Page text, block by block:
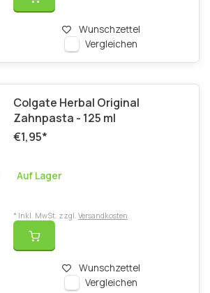
Wunschzettel
Vergleichen
Colgate Herbal Original
Zahnpasta - 125 ml
€1,95*
Auf Lager
Wunschzettel
Vergleichen
* Inkl. MwSt. zzgl. Versandkosten